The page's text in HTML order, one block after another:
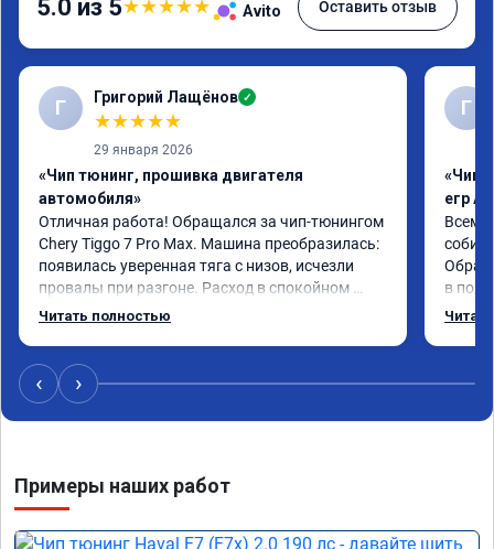
5.0 из 5★★★★★ Avito Оставить отзыв
Г Григорий Лащёнов ✓
★★★★★
29 января 2026
«Чип тюнинг, прошивка двигателя
автомобиля»
Отличная работа! Обращался за чип-тюнингом
Chery Tiggo 7 Pro Max. Машина преобразилась:
появилась уверенная тяга с низов, исчезли
провалы при разгоне. Расход в спокойном
режиме даже немного снизился. Все сделали
Читать полностью
Г
«Чип
егр
Всем
в
‹ ›
Примеры наших работ